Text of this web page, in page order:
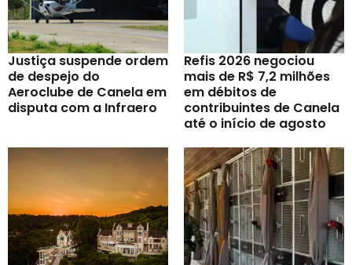
Justiça suspende ordem
de despejo do
Aeroclube de Canela em
disputa com a Infraero
Refis 2026 negociou
mais de R$ 7,2 milhões
em débitos de
contribuintes de Canela
até o início de agosto